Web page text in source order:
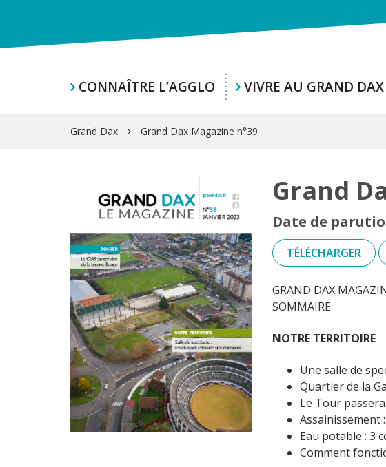
CONNAÎTRE L’AGGLO VIVRE AU GRAND DAX
Grand Dax Grand Dax Magazine n°39
Grand
Date de
TÉLÉCHARGER
GRAND DAX
SOMMAIRE
NOTRE TERRITOIRE
Une salle de
Quartier de la
Le Tour
Assainissement
Eau potable : 3
Comment